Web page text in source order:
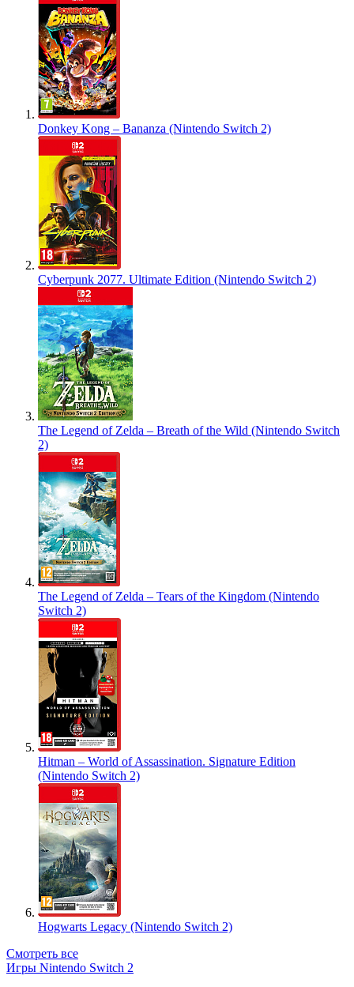
Donkey Kong – Bananza (Nintendo Switch 2)
Cyberpunk 2077. Ultimate Edition (Nintendo Switch 2)
The Legend of Zelda – Breath of the Wild (Nintendo Switch
2)
The Legend of Zelda – Tears of the Kingdom (Nintendo
Switch 2)
Hitman – World of Assassination. Signature Edition
(Nintendo Switch 2)
Hogwarts Legacy (Nintendo Switch 2)
Смотреть все
Игры Nintendo Switch 2